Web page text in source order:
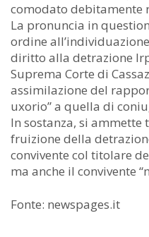
comodato debitamente
La pronuncia in
ordine
diritto alla detrazione
Suprema Corte di
assimilazione del
uxorio” a quella di
In sostanza, si
fruizione della
convivente col titolare
ma anche il convivente
Fonte: newspages.it